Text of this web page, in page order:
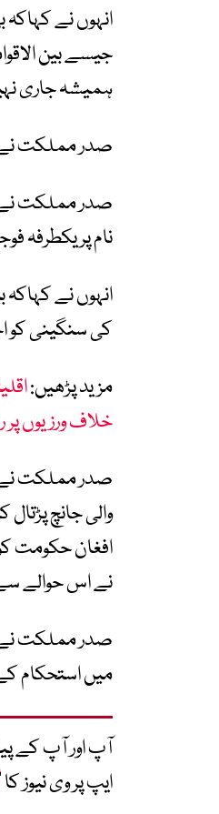
انہوں نے کہاکہ
جیسے بین
ہمیشہ جاری
صدر مملکت نے
صدر مملکت نے
نام پر یکطرفہ
انہوں نے
کی سنگینی کو
مزید پڑھیں:
خلاف ورزیوں
صدر مملکت نے
والی جانچ
افغان حکومت
نے اس حوالے سے
صدر مملکت نے
میں استحکام کے
آپ اور آپ کے
ایپ پر وی نیوز کا ’